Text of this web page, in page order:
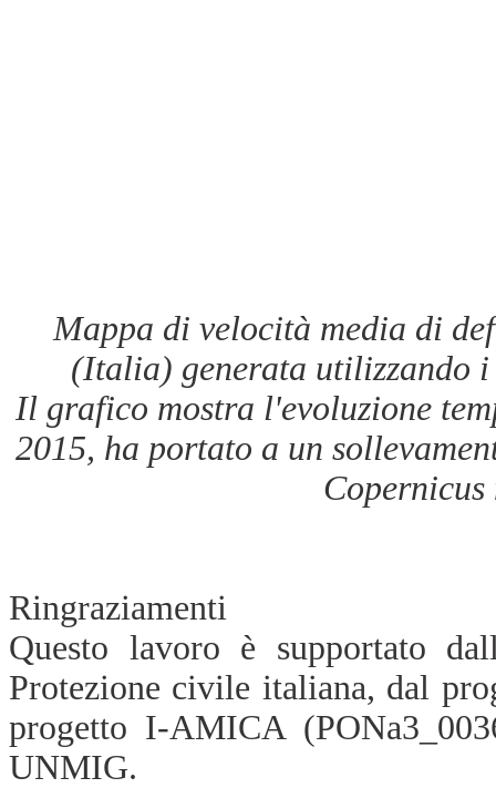
Mappa di velocità media di
(Italia) generata utilizzando
Il grafico mostra l'evoluzione
2015, ha portato a un
Ringraziamenti
Questo lavoro è supportato
Protezione civile italiana, dal
progetto I-AMICA
UNMIG.